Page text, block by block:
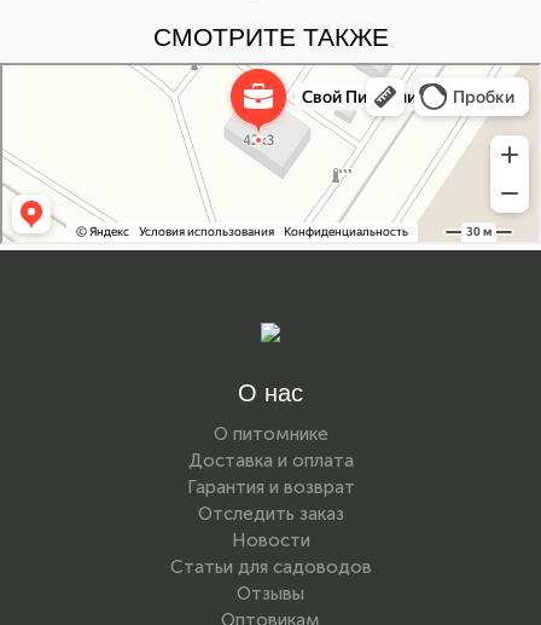
СМОТРИТЕ ТАКЖЕ
Питомник растений в Москве
Садовый центр в Москве
О нас
О питомнике
Доставка и оплата
Гарантия и возврат
Отследить заказ
Новости
Статьи для садоводов
Отзывы
Оптовикам